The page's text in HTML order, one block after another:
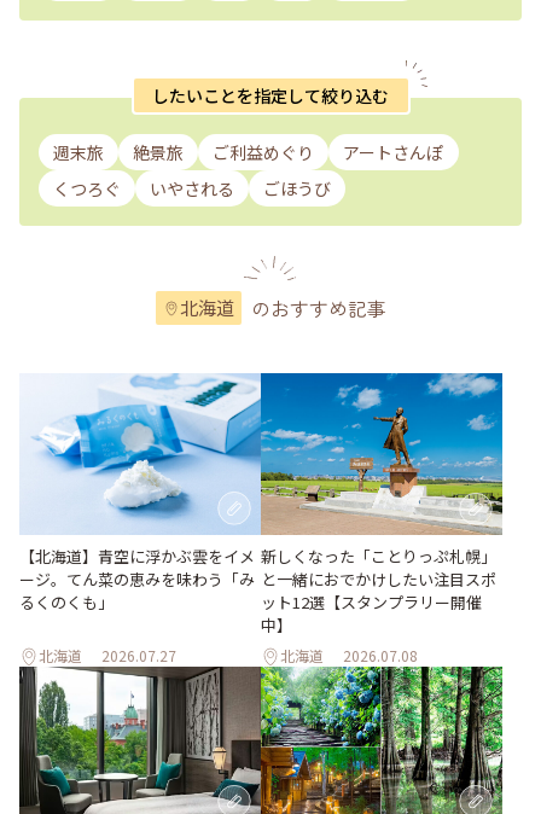
したいことを指定して絞り込む
週末旅 絶景旅 ご利益めぐり
アートさんぽ
くつろぐ
いやされる ごほうび
北海道 のおすすめ記事
【北海道】青空に浮かぶ雲をイメ
ージ。てん菜の恵みを味わう「み
るくのくも」
北海道 2026.07.27
新しくなった「ことりっぷ札幌」
と一緒におでかけしたい注目スポ
ット12選【スタンプラリー開催
中】
北海道 2026.07.08